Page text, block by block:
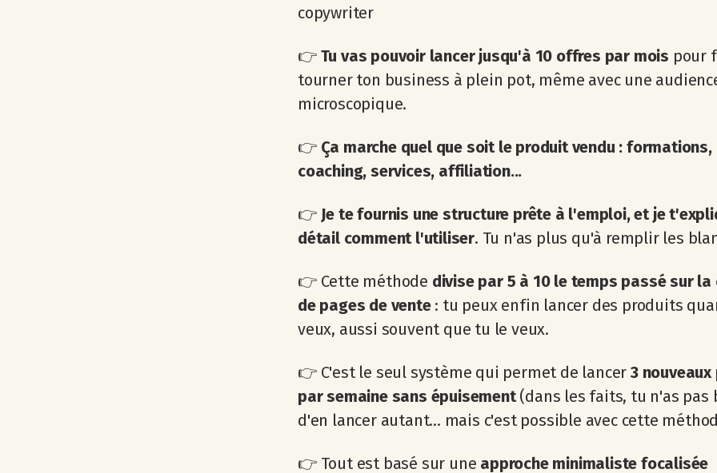
copywriter
👉 Tu vas pouvoir lancer jusqu'à 10 offres par mois pour
tourner ton business à plein pot, même avec une
microscopique.
👉 Ça marche quel que soit le produit vendu : formations,
coaching, services, affiliation...
👉 Je te fournis une structure prête à l'emploi, et je
détail comment l'utiliser. Tu n'as plus qu'à remplir les
👉 Cette méthode divise par 5 à 10 le temps passé sur la
de pages de vente : tu peux enfin lancer des produits
veux, aussi souvent que tu le veux.
👉 C'est le seul système qui permet de lancer 3
par semaine sans épuisement(dans les faits, tu n'as pas
d'en lancer autant... mais c'est possible avec cette
👉 Tout est basé sur une approche minimaliste focalisée